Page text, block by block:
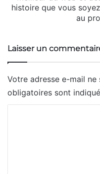
histoire que vous
au
Laisser un
Votre adresse e-mail ne
obligatoires sont